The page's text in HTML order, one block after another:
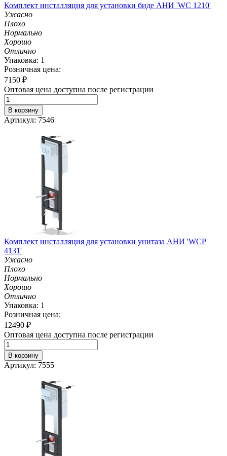
Комплект инсталляция для установки биде АНИ 'WC 1210'
Ужасно
Плохо
Нормально
Хорошо
Отлично
Упаковка: 1
Розничная цена:
7150 ₽
Оптовая цена доступна после регистрации
В корзину
Артикул: 7546
Комплект инсталляция для установки унитаза АНИ 'WCP
4131'
Ужасно
Плохо
Нормально
Хорошо
Отлично
Упаковка: 1
Розничная цена:
12490 ₽
Оптовая цена доступна после регистрации
В корзину
Артикул: 7555